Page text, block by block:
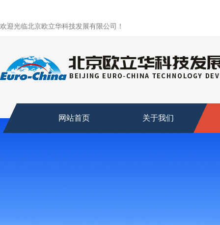
欢迎光临北京欧立华科技发展有限公司！
网站首页 关于我们